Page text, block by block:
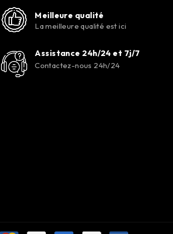
Meilleure qualité
La meilleure qualité est ici
Assistance 24h/24 et 7j/7
Contactez-nous 24h/24